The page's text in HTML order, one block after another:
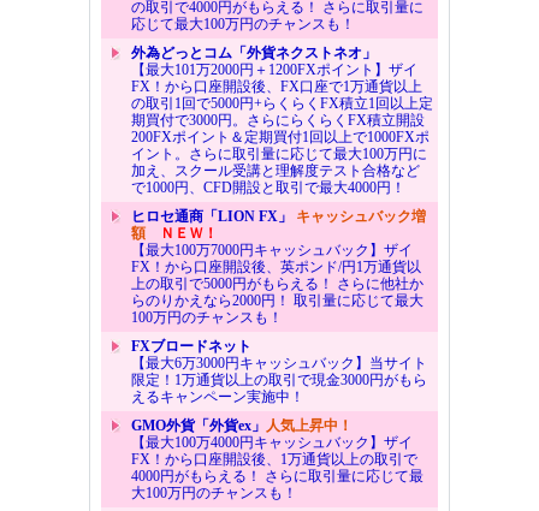
の取引で4000円がもらえる！ さらに取引量に
応じて最大100万円のチャンスも！
外為どっとコム「外貨ネクストネオ」
【最大101万2000円＋1200FXポイント】ザイ
FX！から口座開設後、FX口座で1万通貨以上
の取引1回で5000円+らくらくFX積立1回以上定
期買付で3000円。さらにらくらくFX積立開設
200FXポイント＆定期買付1回以上で1000FXポ
イント。さらに取引量に応じて最大100万円に
加え、スクール受講と理解度テスト合格など
で1000円、CFD開設と取引で最大4000円！
ヒロセ通商「LION FX」 キャッシュバック増
額ＮＥＷ！
【最大100万7000円キャッシュバック】ザイ
FX！から口座開設後、英ポンド/円1万通貨以
上の取引で5000円がもらえる！ さらに他社か
らのりかえなら2000円！ 取引量に応じて最大
100万円のチャンスも！
FXブロードネット
【最大6万3000円キャッシュバック】当サイト
限定！1万通貨以上の取引で現金3000円がもら
えるキャンペーン実施中！
GMO外貨「外貨ex」 人気上昇中！
【最大100万4000円キャッシュバック】ザイ
FX！から口座開設後、1万通貨以上の取引で
4000円がもらえる！ さらに取引量に応じて最
大100万円のチャンスも！